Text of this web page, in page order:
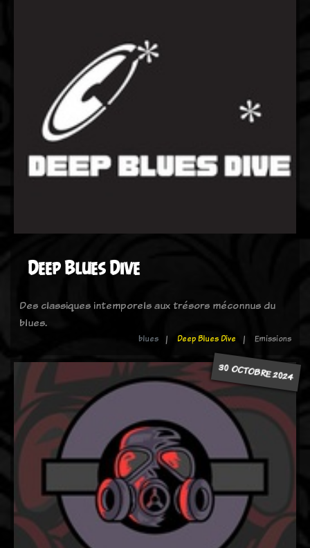
Deep Blues Dive
Des classiques intemporels aux trésors méconnus du
blues.
blues Deep Blues Dive Emissions
30 OCTOBRE 2024